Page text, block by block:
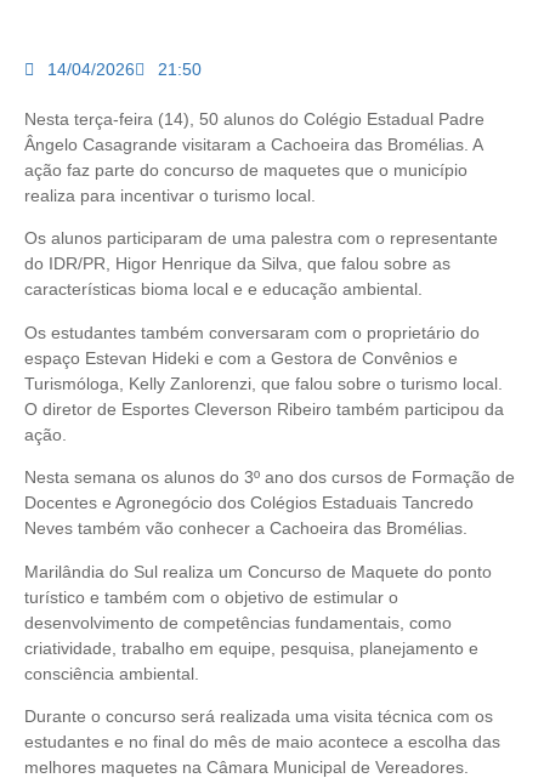
14/04/2026 21:50
Nesta terça-feira (14), 50 alunos do Colégio Estadual Padre
Ângelo Casagrande visitaram a Cachoeira das Bromélias. A
ação faz parte do concurso de maquetes que o município
realiza para incentivar o turismo local.
Os alunos participaram de uma palestra com o representante
do IDR/PR, Higor Henrique da Silva, que falou sobre as
características bioma local e e educação ambiental.
Os estudantes também conversaram com o proprietário do
espaço Estevan Hideki e com a Gestora de Convênios e
Turismóloga, Kelly Zanlorenzi, que falou sobre o turismo local.
O diretor de Esportes Cleverson Ribeiro também participou da
ação.
Nesta semana os alunos do 3º ano dos cursos de Formação de
Docentes e Agronegócio dos Colégios Estaduais Tancredo
Neves também vão conhecer a Cachoeira das Bromélias.
Marilândia do Sul realiza um Concurso de Maquete do ponto
turístico e também com o objetivo de estimular o
desenvolvimento de competências fundamentais, como
criatividade, trabalho em equipe, pesquisa, planejamento e
consciência ambiental.
Durante o concurso será realizada uma visita técnica com os
estudantes e no final do mês de maio acontece a escolha das
melhores maquetes na Câmara Municipal de Vereadores.